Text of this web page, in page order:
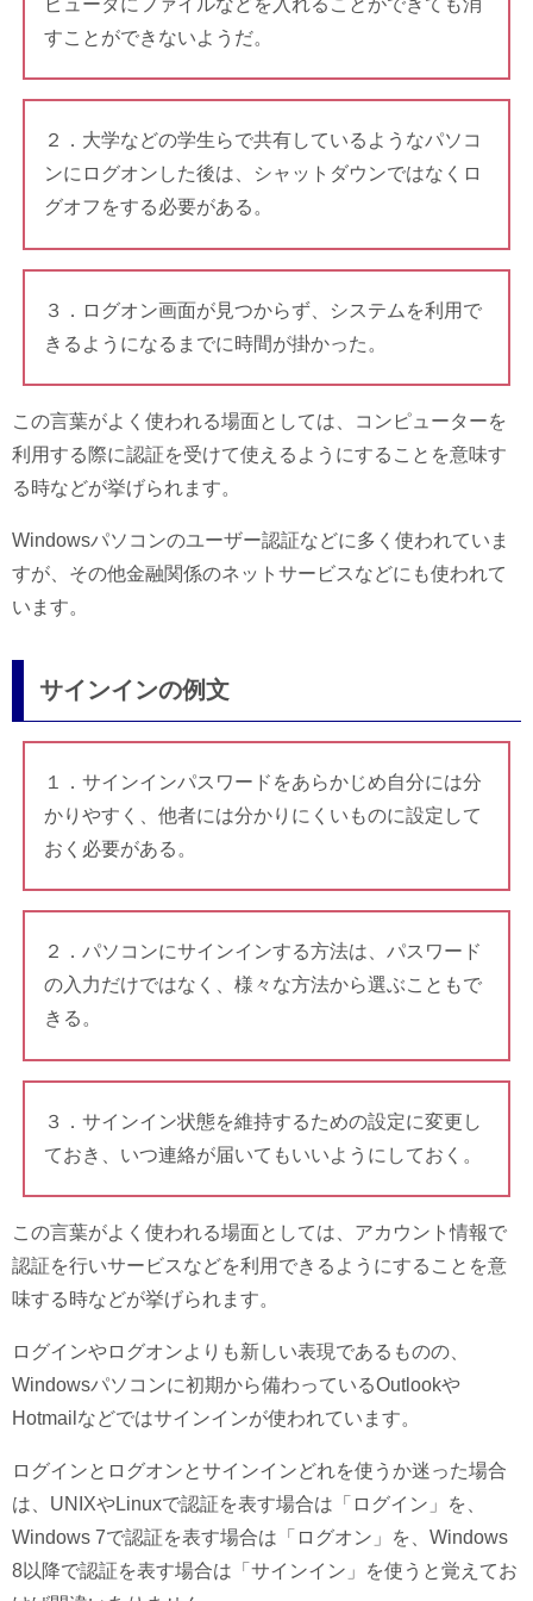
ピュータにファイルなどを入れることができても消
すことができないようだ。
２．大学などの学生らで共有しているようなパソコ
ンにログオンした後は、シャットダウンではなくロ
グオフをする必要がある。
３．ログオン画面が見つからず、システムを利用で
きるようになるまでに時間が掛かった。
この言葉がよく使われる場面としては、コンピューターを
利用する際に認証を受けて使えるようにすることを意味す
る時などが挙げられます。
Windowsパソコンのユーザー認証などに多く使われていま
すが、その他金融関係のネットサービスなどにも使われて
います。
サインインの例文
１．サインインパスワードをあらかじめ自分には分
かりやすく、他者には分かりにくいものに設定して
おく必要がある。
２．パソコンにサインインする方法は、パスワード
の入力だけではなく、様々な方法から選ぶこともで
きる。
３．サインイン状態を維持するための設定に変更し
ておき、いつ連絡が届いてもいいようにしておく。
この言葉がよく使われる場面としては、アカウント情報で
認証を行いサービスなどを利用できるようにすることを意
味する時などが挙げられます。
ログインやログオンよりも新しい表現であるものの、
Windowsパソコンに初期から備わっているOutlookや
Hotmailなどではサインインが使われています。
ログインとログオンとサインインどれを使うか迷った場合
は、UNIXやLinuxで認証を表す場合は「ログイン」を、
Windows 7で認証を表す場合は「ログオン」を、Windows
8以降で認証を表す場合は「サインイン」を使うと覚えてお